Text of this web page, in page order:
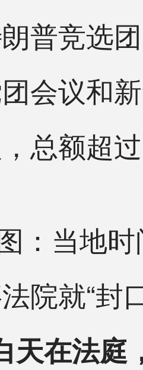
普竞选
会议和
总额超
：当地
院就“封
天在法庭